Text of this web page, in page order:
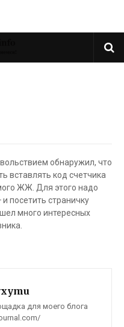
обнаружил, что
вставлять код счетчика
ЖЖ. Для этого надо
посетить страничку
много интересных
для моего блога